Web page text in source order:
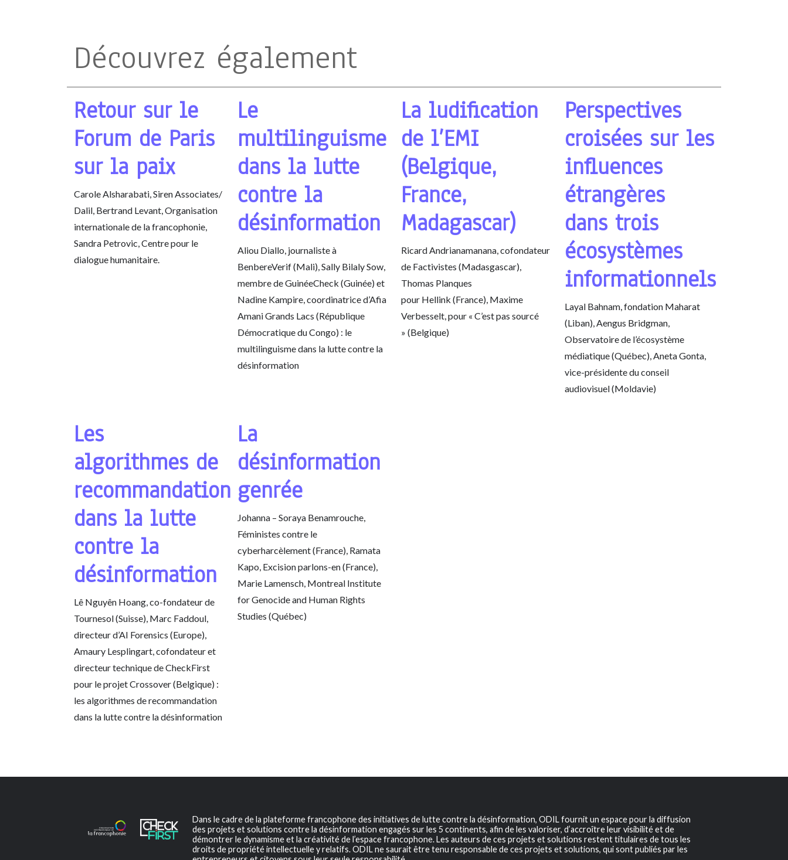
Découvrez également
Retour sur le
Forum de Paris
sur la paix
Carole Alsharabati, Siren Associates/
Dalil, Bertrand Levant, Organisation
internationale de la francophonie,
Sandra Petrovic, Centre pour le
dialogue humanitaire.
Le
multilinguisme
dans la lutte
contre la
désinformation
Aliou Diallo, journaliste à
BenbereVerif (Mali), Sally Bilaly Sow,
membre de GuinéeCheck (Guinée) et
Nadine Kampire, coordinatrice d’Afia
Amani Grands Lacs (République
Démocratique du Congo) : le
multilinguisme dans la lutte contre la
désinformation
La ludification
de l’EMI
(Belgique,
France,
Madagascar)
Ricard Andrianamanana, cofondateur
de Factivistes (Madasgascar),
Thomas Planques
pour Hellink (France), Maxime
Verbesselt, pour « C’est pas sourcé
» (Belgique)
Perspectives
croisées sur les
influences
étrangères
dans trois
écosystèmes
informationnels
Layal Bahnam, fondation Maharat
(Liban), Aengus Bridgman,
Observatoire de l’écosystème
médiatique (Québec), Aneta Gonta,
vice-présidente du conseil
audiovisuel (Moldavie)
Les
algorithmes de
recommandation
dans la lutte
contre la
désinformation
Lê Nguyên Hoang, co-fondateur de
Tournesol (Suisse), Marc Faddoul,
directeur d’AI Forensics (Europe),
Amaury Lesplingart, cofondateur et
directeur technique de CheckFirst
pour le projet Crossover (Belgique) :
les algorithmes de recommandation
dans la lutte contre la désinformation
La
désinformation
genrée
Johanna – Soraya Benamrouche,
Féministes contre le
cyberharcèlement (France), Ramata
Kapo, Excision parlons-en (France),
Marie Lamensch, Montreal Institute
for Genocide and Human Rights
Studies (Québec)
Dans le cadre de la plateforme francophone des initiatives de lutte contre la désinformation, ODIL fournit un espace pour la diffusion
des projets et solutions contre la désinformation engagés sur les 5 continents, afin de les valoriser, d’accroître leur visibilité et de
démontrer le dynamisme et la créativité de l’espace francophone. Les auteurs de ces projets et solutions restent titulaires de tous les
droits de propriété intellectuelle y relatifs. ODIL ne saurait être tenu responsable de ces projets et solutions, qui sont publiés par les